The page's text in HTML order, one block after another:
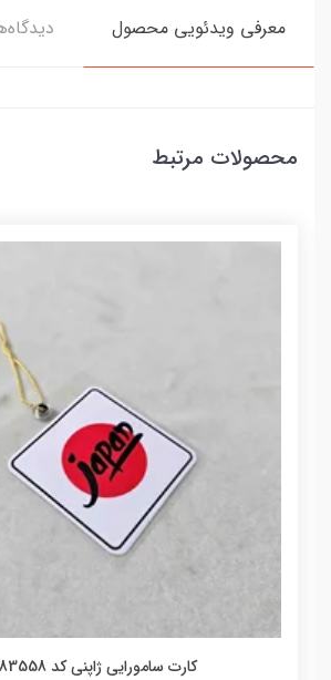
معرفی ویدئویی محصول
محصولات مرتبط
کارت سامورایی ژاپنی کد 130783558